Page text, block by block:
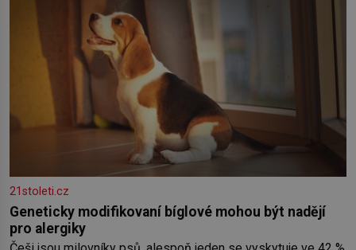
21stoleti.cz
Geneticky modifikovaní bíglové mohou být nadějí
pro alergiky